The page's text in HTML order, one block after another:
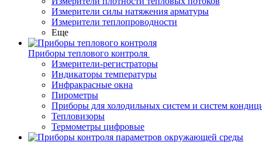
Измерители силы натяжения арматуры
Измерители теплопроводности
Еще
Приборы теплового контроля
Измерители-регистраторы
Индикаторы температуры
Инфракрасные окна
Пирометры
Приборы для холодильных систем и систем
Тепловизоры
Термометры цифровые